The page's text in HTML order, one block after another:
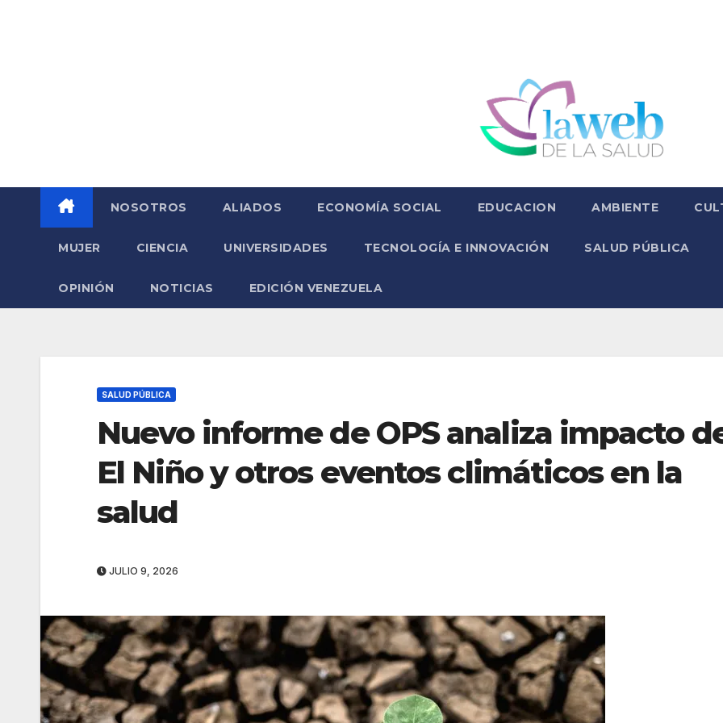
NOSOTROS ALIADOS ECONOMÍA SOCIAL EDUCACION AMBIENTE
MUJER CIENCIA UNIVERSIDADES TECNOLOGÍA E INNOVACIÓN SALUD PÚBLICA
OPINIÓN NOTICIAS EDICIÓN VENEZUELA
SALUD PÚBLICA
Nuevo informe de OPS analiza impacto
El Niño y otros eventos climáticos en la
salud
JULIO 9, 2026